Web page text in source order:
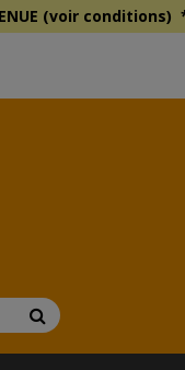
(voir conditions)
Rechercher